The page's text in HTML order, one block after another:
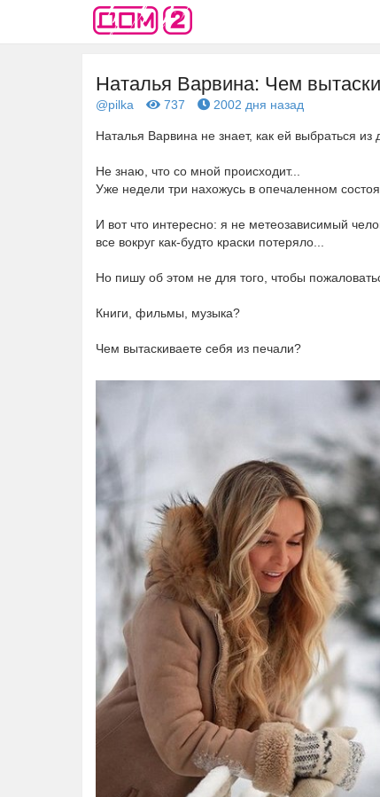
Наталья Варвина: Чем
@pilka 737 2002 дня назад
Наталья Варвина не знает, как ей выбраться
Не знаю, что со мной происходит...
Уже недели три нахожусь в опечаленном
И вот что интересно: я не метеозависимый
все вокруг как-будто краски потеряло...
Но пишу об этом не для того, чтобы
Книги, фильмы, музыка?
Чем вытаскиваете себя из печали?